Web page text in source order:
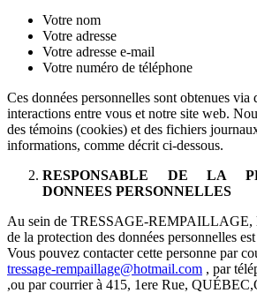
Votre nom
Votre adresse
Votre adresse e-mail
Votre numéro de téléphone
Ces données personnelles sont obtenues via
interactions entre vous et notre site web.
des témoins (cookies) et des fichiers
informations, comme décrit ci-dessous.
RESPONSABLE DE LA
DONNEES PERSONNELLES
Au sein de TRESSAGE-REMPAILLAGE,
de la protection des données personnelles
Vous pouvez contacter cette personne par
tressage-rempaillage@hotmail.com , par
,ou par courrier à 415, 1ere Rue,